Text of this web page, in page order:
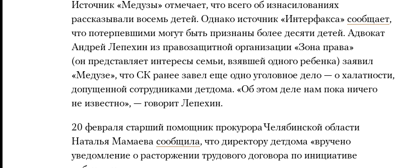
Источник «Медузы» отмечает, что всего об изнасилованиях
рассказывали восемь детей. Однако источник «Интерфакса» сообщает,
что потерпевшими могут быть признаны более десяти детей. Адвокат
Андрей Лепехин из правозащитной организации «Зона права»
(он представляет интересы семьи, взявшей одного ребенка) заявил
«Медузе», что СК ранее завел еще одно уголовное дело — о халатности,
допущенной сотрудниками детдома. «Об этом деле нам пока ничего
не известно», — говорит Лепехин.
20 февраля старший помощник прокурора Челябинской области
Наталья Мамаева сообщила, что директору детдома «вручено
уведомление о расторжении трудового договора по инициативе